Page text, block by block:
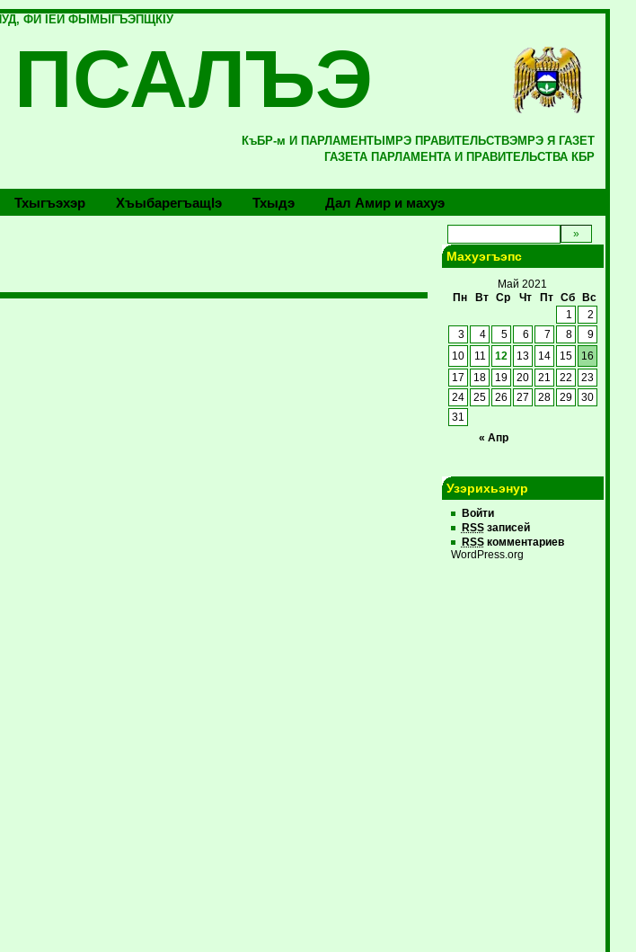
ФИ IЕЙ ФЫМЫГЪЭПЩКIУ
КъБР-м И ПАРЛАМЕНТЫМРЭ ПРАВИТЕЛЬСТВЭМРЭ Я ГАЗЕТ
ГАЗЕТА ПАРЛАМЕНТА И ПРАВИТЕЛЬСТВА КБР
Тхыгъэхэр Хъыбарегъащlэ Тхыдэ Дал Амир и махуэ
Махуэгъэпс
Май 2021
Пн
Вт Ср Чт Пт Сб Вс
« Апр
1
2
3
4 5 6 7 8
9
10
11 12 13 14 15
16
17
18 19 20 21 22
23
24
25 26 27 28 29
30
31
Узэрихьэнур
Войти
RSSзаписей
RSSкомментариев
WordPress.org